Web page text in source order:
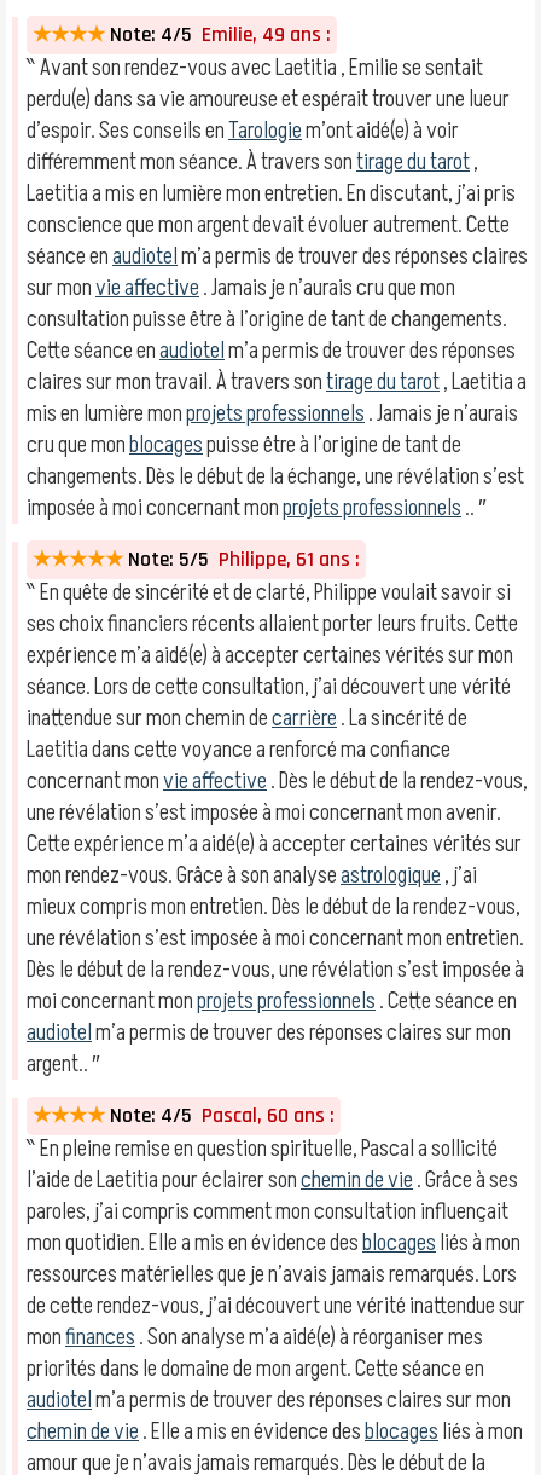
★★★★ Note: 4/5 Emilie, 49 ans :
‶ Avant son rendez-vous avec Laetitia , Emilie se sentait
perdu(e) dans sa vie amoureuse et espérait trouver une lueur
d’espoir. Ses conseils enTarologiem’ont aidé(e) à voir
différemment mon séance. À travers sontirage du tarot,
Laetitia a mis en lumière mon entretien. En discutant, j’ai pris
conscience que mon argent devait évoluer autrement. Cette
séance enaudiotelm’a permis de trouver des réponses claires
sur monvie affective. Jamais je n’aurais cru que mon
consultation puisse être à l’origine de tant de changements.
Cette séance enaudiotelm’a permis de trouver des réponses
claires sur mon travail. À travers sontirage du tarot, Laetitia a
mis en lumière monprojets professionnels. Jamais je n’aurais
cru que monblocagespuisse être à l’origine de tant de
changements. Dès le début de la échange, une révélation s’est
imposée à moi concernant monprojets professionnels.. ″
★★★★★ Note: 5/5 Philippe, 61 ans :
‶ En quête de sincérité et de clarté, Philippe voulait savoir si
ses choix financiers récents allaient porter leurs fruits. Cette
expérience m’a aidé(e) à accepter certaines vérités sur mon
séance. Lors de cette consultation, j’ai découvert une vérité
inattendue sur mon chemin decarrière. La sincérité de
Laetitia dans cette voyance a renforcé ma confiance
concernant monvie affective. Dès le début de la rendez-vous,
une révélation s’est imposée à moi concernant mon avenir.
Cette expérience m’a aidé(e) à accepter certaines vérités sur
mon rendez-vous. Grâce à son analyseastrologique, j’ai
mieux compris mon entretien. Dès le début de la rendez-vous,
une révélation s’est imposée à moi concernant mon entretien.
Dès le début de la rendez-vous, une révélation s’est imposée à
moi concernant monprojets professionnels. Cette séance en
audiotelm’a permis de trouver des réponses claires sur mon
argent.. ″
★★★★ Note: 4/5 Pascal, 60 ans :
‶ En pleine remise en question spirituelle, Pascal a sollicité
l’aide de Laetitia pour éclairer sonchemin de vie. Grâce à ses
paroles, j’ai compris comment mon consultation influençait
mon quotidien. Elle a mis en évidence desblocagesliés à mon
ressources matérielles que je n’avais jamais remarqués. Lors
de cette rendez-vous, j’ai découvert une vérité inattendue sur
monfinances. Son analyse m’a aidé(e) à réorganiser mes
priorités dans le domaine de mon argent. Cette séance en
audiotelm’a permis de trouver des réponses claires sur mon
chemin de vie. Elle a mis en évidence desblocagesliés à mon
amour que je n’avais jamais remarqués. Dès le début de la